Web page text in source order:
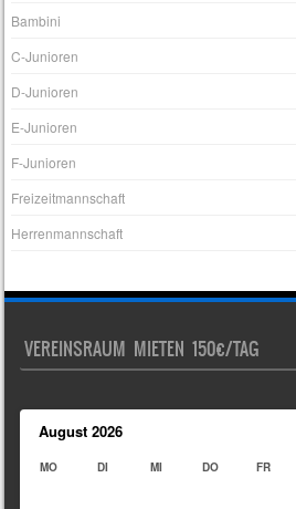
Bambini
C-Junioren
D-Junioren
E-Junioren
F-Junioren
Freizeitmannschaft
Herrenmannschaft
VEREINSRAUM MIETEN 150€/TAG
August 2026
MO DI MI DO FR